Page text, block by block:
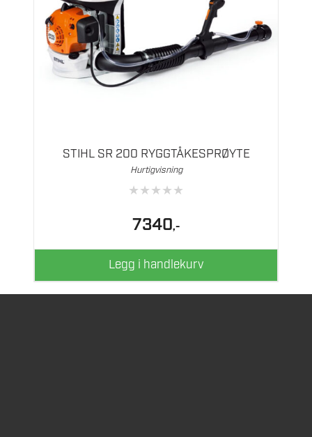
STIHL SR 200 RYGGTÅKESPRØYTE
Hurtigvisning
★★★★★
7340,-
Legg i handlekurv